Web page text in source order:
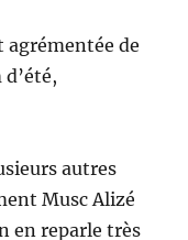
agrémentée de
autres
Musc Alizé
en reparle très